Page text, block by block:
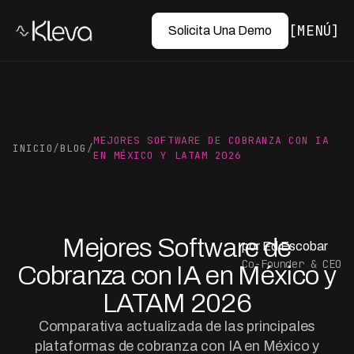
Solicita Una Demo MENÚ
INICIO/BLOG /
MEJORES SOFTWARE DE COBRANZA CON IA
EN MÉXICO Y LATAM 2026
Mejores Software de
Cobranza con IA en México y
LATAM 2026
Comparativa actualizada de las principales
plataformas de cobranza con IA en México y
por Ed Escobar
Co-Founder & CEO